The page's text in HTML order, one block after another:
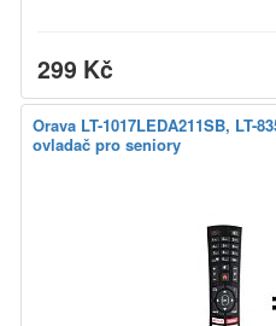
299 Kč
Orava LT-1017LEDA211SB, LT-
ovladač pro seniory